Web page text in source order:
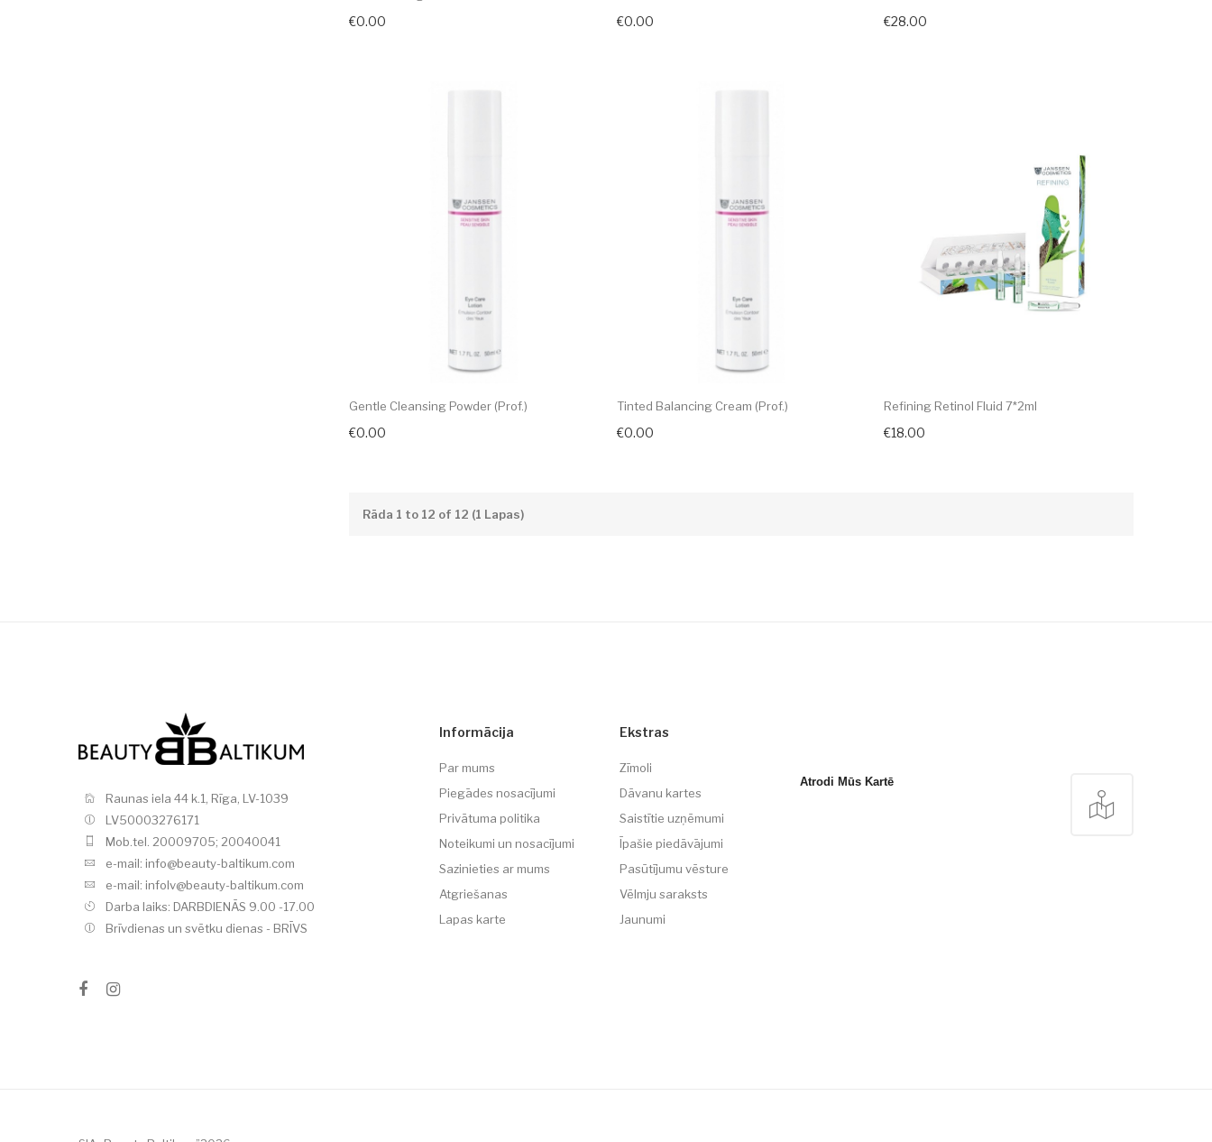
€0.00 €0.00 €28.00
Gentle Cleansing Powder (prof.)
€0.00
Tinted Balancing Cream (prof.)
€0.00
Refining Retinol Fluid 7*2ml
€18.00
Rāda 1 to 12 of 12 (1 Lapas)
Raunas iela 44 k.1, Rīga, LV-1039
LV50003276171
Mob.tel. 20009705; 20040041
e-mail: info@beauty-baltikum.com
e-mail: infolv@beauty-baltikum.com
Darba laiks: DARBDIENĀS 9.00 -17.00
Brīvdienas un svētku dienas - BRĪVS
Informācija
Par mums
Piegādes nosacījumi
Privātuma politika
Noteikumi un nosacījumi
Sazinieties ar mums
Atgriešanas
Lapas karte
Ekstras
Zīmoli
Dāvanu kartes
Saistītie uzņēmumi
Īpašie piedāvājumi
Pasūtījumu vēsture
Vēlmju saraksts
Jaunumi
Atrodi Mūs Kartē